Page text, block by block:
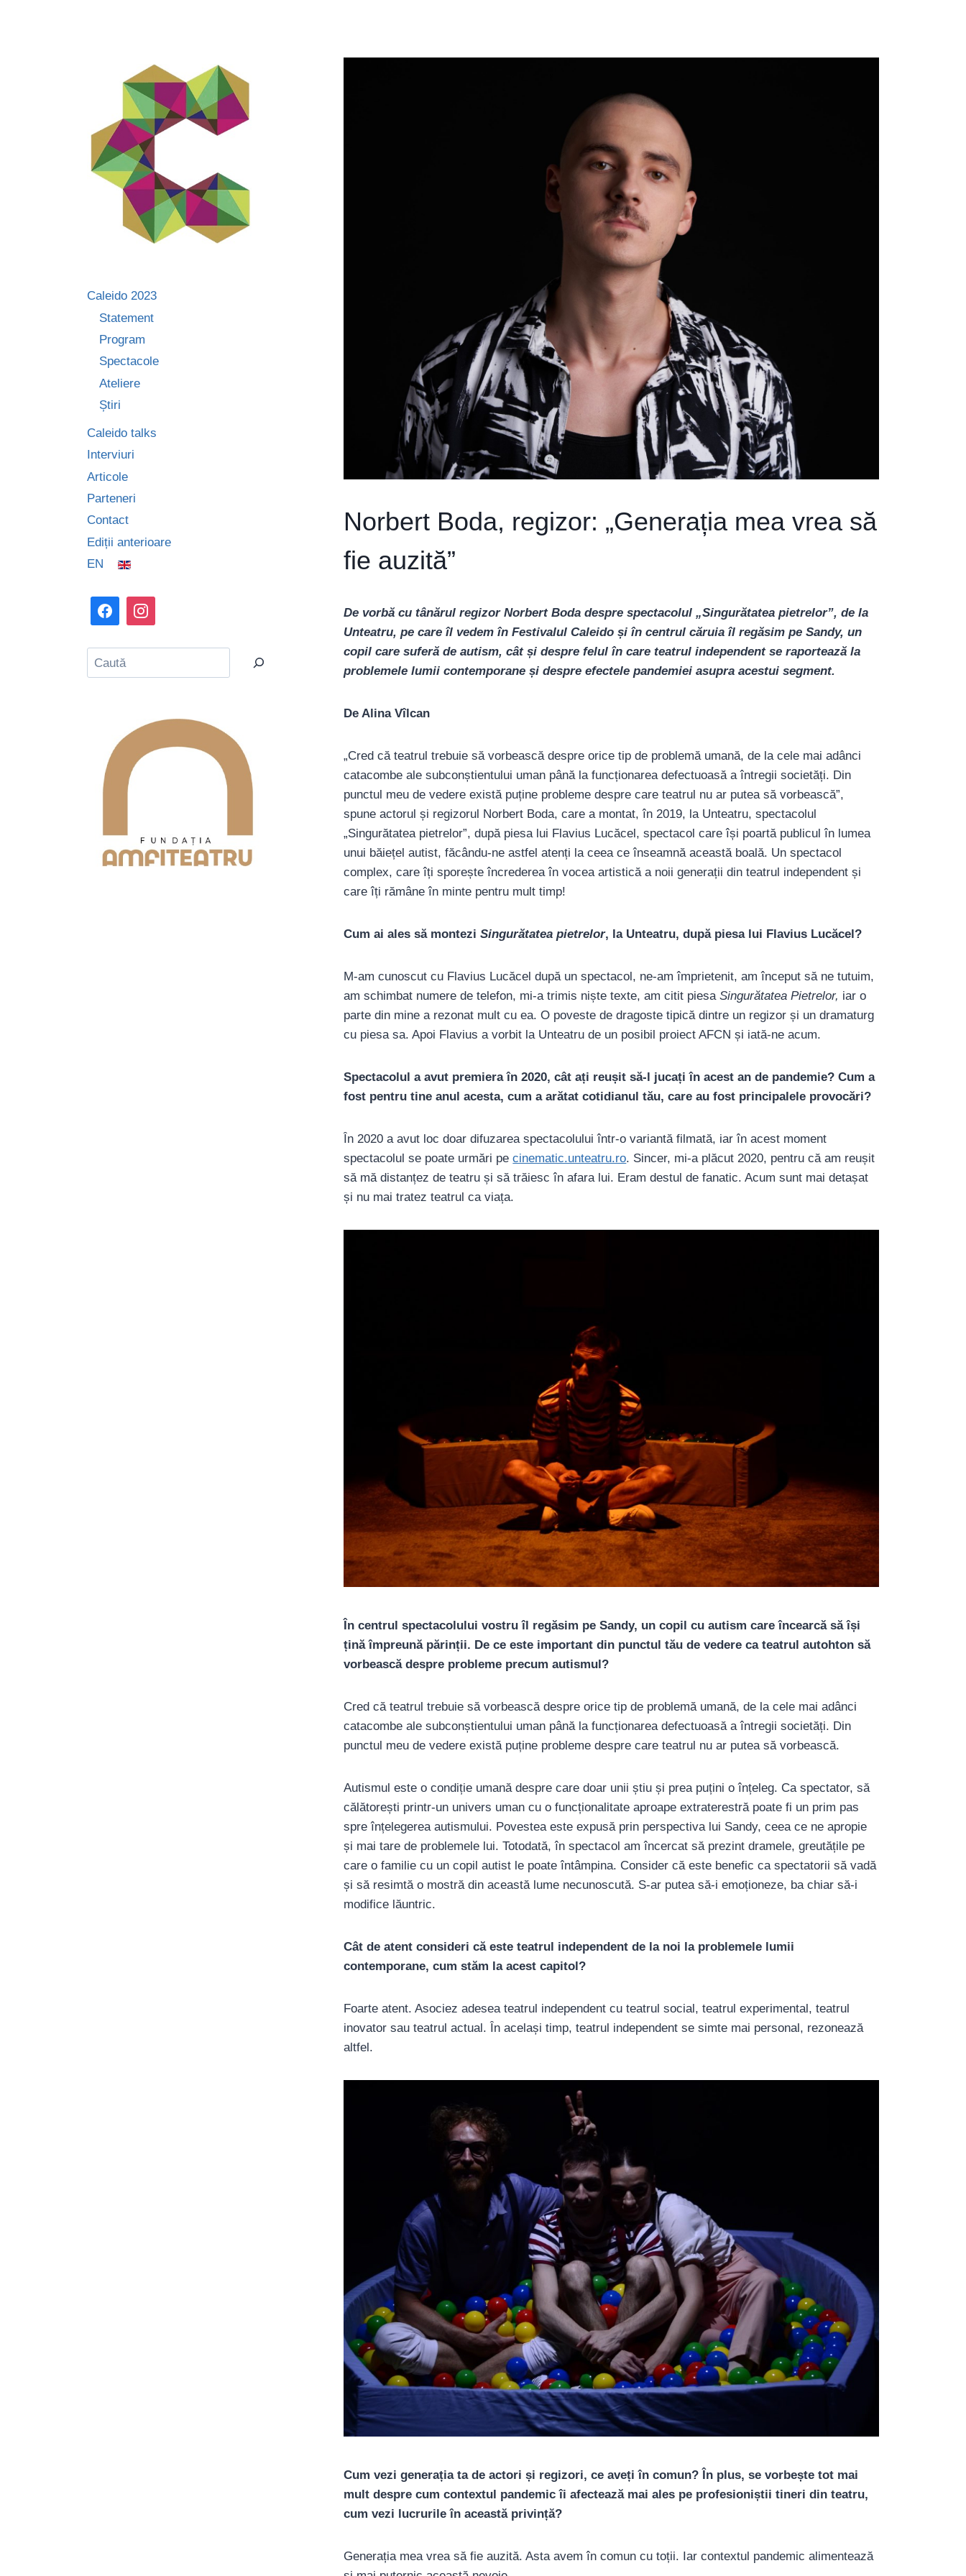
Norbert Boda, regizor: „Generația mea vrea să
fie auzită”
De vorbă cu tânărul regizor Norbert Boda despre spectacolul „Singurătatea pietrelor”, de la
Unteatru, pe care îl vedem în Festivalul Caleido și în centrul căruia îl regăsim pe Sandy, un
copil care suferă de autism, cât și despre felul în care teatrul independent se raportează la
problemele lumii contemporane și despre efectele pandemiei asupra acestui segment.
De Alina Vîlcan
„Cred că teatrul trebuie să vorbească despre orice tip de problemă umană, de la cele mai adânci
catacombe ale subconștientului uman până la funcționarea defectuoasă a întregii societăți. Din
punctul meu de vedere există puține probleme despre care teatrul nu ar putea să vorbească”,
spune actorul și regizorul Norbert Boda, care a montat, în 2019, la Unteatru, spectacolul
„Singurătatea pietrelor”, după piesa lui Flavius Lucăcel, spectacol care își poartă publicul în lumea
unui băiețel autist, făcându-ne astfel atenți la ceea ce înseamnă această boală. Un spectacol
complex, care îți sporește încrederea în vocea artistică a noii generații din teatrul independent și
care îți rămâne în minte pentru mult timp!
Cum ai ales să monteziSingurătatea pietrelor, la Unteatru, după piesa lui Flavius Lucăcel?
M-am cunoscut cu Flavius Lucăcel după un spectacol, ne-am împrietenit, am început să ne tutuim,
am schimbat numere de telefon, mi-a trimis niște texte, am citit piesaSingurătatea Pietrelor, iar o
parte din mine a rezonat mult cu ea. O poveste de dragoste tipică dintre un regizor și un dramaturg
cu piesa sa. Apoi Flavius a vorbit la Unteatru de un posibil proiect AFCN și iată-ne acum.
Spectacolul a avut premiera în 2020, cât ați reușit să-l jucați în acest an de pandemie? Cum a
fost pentru tine anul acesta, cum a arătat cotidianul tău, care au fost principalele provocări?
În 2020 a avut loc doar difuzarea spectacolului într-o variantă filmată, iar în acest moment
spectacolul se poate urmări pecinematic.unteatru.ro. Sincer, mi-a plăcut 2020, pentru că am reușit
să mă distanțez de teatru și să trăiesc în afara lui. Eram destul de fanatic. Acum sunt mai detașat
și nu mai tratez teatrul ca viața.
În centrul spectacolului vostru îl regăsim pe Sandy, un copil cu autism care încearcă să își
țină împreună părinții. De ce este important din punctul tău de vedere ca teatrul autohton să
vorbească despre probleme precum autismul?
Cred că teatrul trebuie să vorbească despre orice tip de problemă umană, de la cele mai adânci
catacombe ale subconștientului uman până la funcționarea defectuoasă a întregii societăți. Din
punctul meu de vedere există puține probleme despre care teatrul nu ar putea să vorbească.
Autismul este o condiție umană despre care doar unii știu și prea puțini o înțeleg. Ca spectator, să
călătorești printr-un univers uman cu o funcționalitate aproape extraterestră poate fi un prim pas
spre înțelegerea autismului. Povestea este expusă prin perspectiva lui Sandy, ceea ce ne apropie
și mai tare de problemele lui. Totodată, în spectacol am încercat să prezint dramele, greutățile pe
care o familie cu un copil autist le poate întâmpina. Consider că este benefic ca spectatorii să vadă
și să resimtă o mostră din această lume necunoscută. S-ar putea să-i emoționeze, ba chiar să-i
modifice lăuntric.
Cât de atent consideri că este teatrul independent de la noi la problemele lumii
contemporane, cum stăm la acest capitol?
Foarte atent. Asociez adesea teatrul independent cu teatrul social, teatrul experimental, teatrul
inovator sau teatrul actual. În același timp, teatrul independent se simte mai personal, rezonează
altfel.
Cum vezi generația ta de actori și regizori, ce aveți în comun? În plus, se vorbește tot mai
mult despre cum contextul pandemic îi afectează mai ales pe profesioniștii tineri din teatru,
cum vezi lucrurile în această privință?
Generația mea vrea să fie auzită. Asta avem în comun cu toții. Iar contextul pandemic alimentează
Caleido 2023
Statement
Program
Spectacole
Ateliere
Știri
Caleido talks
Interviuri
Articole
Parteneri
Contact
Ediții anterioare
EN
Caută